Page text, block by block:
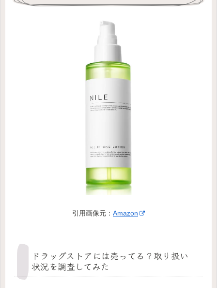
引用画像元： Amazon
ドラッグストアには売ってる？取り扱い
状況を調査してみた